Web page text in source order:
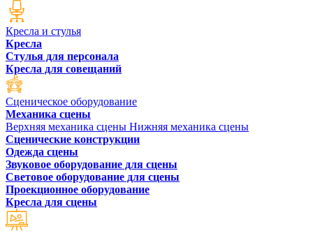
Кресла и стулья
Кресла
Стулья для персонала
Кресла для совещаний
Сценическое оборудование
Механика сцены
Верхняя механика сцены Нижняя механика сцены
Сценические конструкции
Одежда сцены
Звуковое оборудование для сцены
Световое оборудование для сцены
Проекционное оборудование
Кресла для сцены